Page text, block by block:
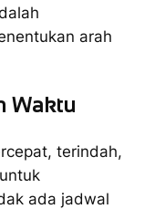
arah
Waktu
terindah,
ada jadwal